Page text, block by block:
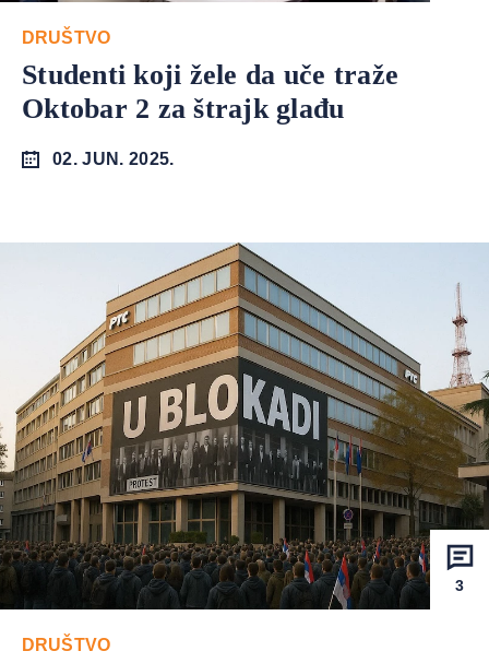
DRUŠTVO
Studenti koji žele da uče traže
Oktobar 2 za štrajk glađu
02. JUN. 2025.
3
DRUŠTVO